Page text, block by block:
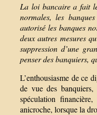
La loi bancaire a fait
normales, les
autorisé les banques
deux autres mesures
suppression d’une
penser des banquiers,
L’enthousiasme de ce
de vue des
spéculation
anicroche, lorsque la